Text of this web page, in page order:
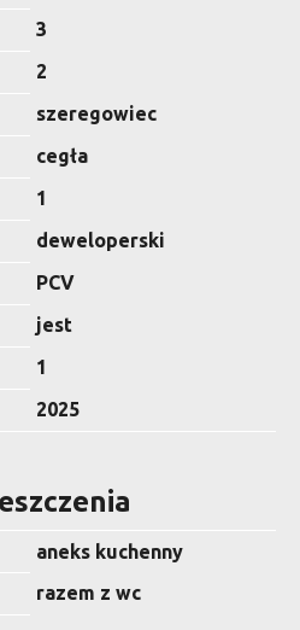
3
2
szeregowiec
cegła
1
deweloperski
PCV
jest
1
2025
aneks kuchenny
razem z wc